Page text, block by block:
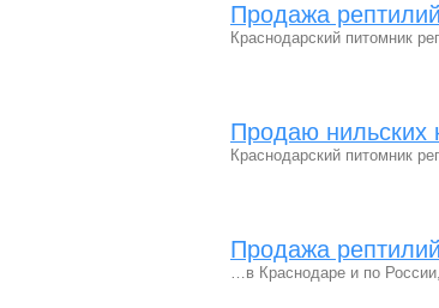
Продажа
Краснодарский питомник
Продаю нильских
Краснодарский питомник
Продажа рептилий
…в Краснодаре и по